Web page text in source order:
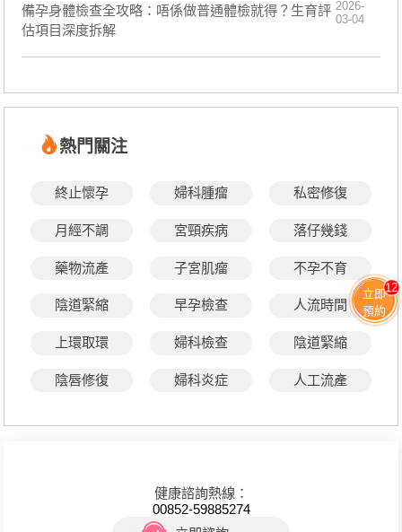
備孕身體檢查全攻略：唔係做普通體檢就得？生育評
估項目深度拆解
2026-
03-04
熱門關注
終止懷孕 婦科腫瘤 私密修復
月經不調 宮頸疾病 落仔幾錢
藥物流產 子宮肌瘤 不孕不育
陰道緊縮 早孕檢查 人流時間
上環取環 婦科檢查 陰道緊縮
陰唇修復 婦科炎症 人工流產
健康諮詢熱線：
00852-59885274
立即
預約
12